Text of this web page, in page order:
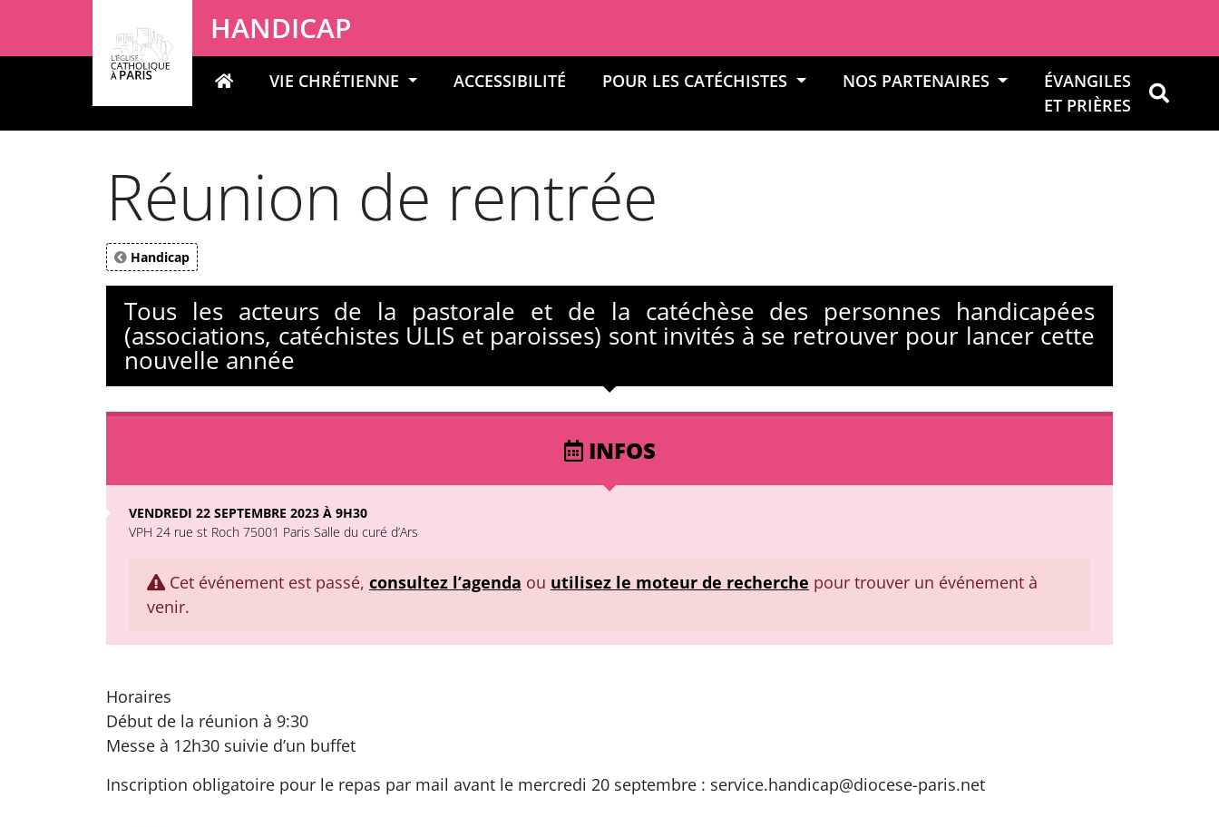
HANDICAP
Votre recherche OK
VIE CHRÉTIENNE ACCESSIBILITÉ POUR LES CATÉCHISTES NOS PARTENAIRES
ÉVANGILES
ET PRIÈRES
Réunion de rentrée
Handicap
Tous les acteurs de la pastorale et de la catéchèse des personnes handicapées
(associations, catéchistes ULIS et paroisses) sont invités à se retrouver pour lancer cette
nouvelle année
INFOS
VENDREDI 22 SEPTEMBRE 2023 À 9H30
VPH 24 rue st Roch 75001 Paris Salle du curé d’Ars
Cet événement est passé, consultez l’agenda ou utilisez le moteur de recherche pour trouver un événement à
venir.
Horaires
Début de la réunion à 9:30
Messe à 12h30 suivie d’un buffet
Inscription obligatoire pour le repas par mail avant le mercredi 20 septembre : service.handicap@diocese-paris.net